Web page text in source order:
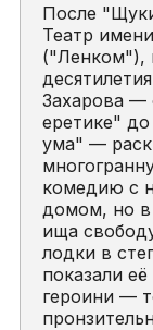
После
Театр
("Ленком"),
Захарова —
еретике"
ума" —
комедию с
домом, но в
ища
лодки в
показали
героини —